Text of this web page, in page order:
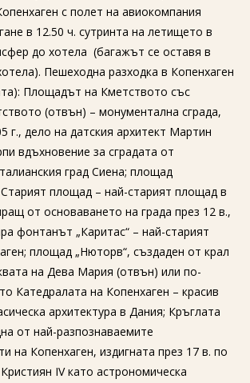
с полет на авиокомпания
в 12.50 ч. сутринта на летището в
до хотела (багажът се оставя в
Пешеходна разходка в Копенхаген
Площадът на Кметството със
(отвън) – монументална сграда,
г., дело на датския архитект Мартин
вдъхновение за сградата от
град Сиена; площад
Старият площад – най-старият площад в
от основаването на града през 12 в.,
фонтанът „Каритас“ – най-старият
площад „Нюторв“, създаден от крал
на Дева Мария (отвън) или по-
Катедралата на Копенхаген – красив
архитектура в Дания; Кръглата
от най-разпознаваемите
на Копенхаген, издигната през 17 в. по
IV като астрономическа